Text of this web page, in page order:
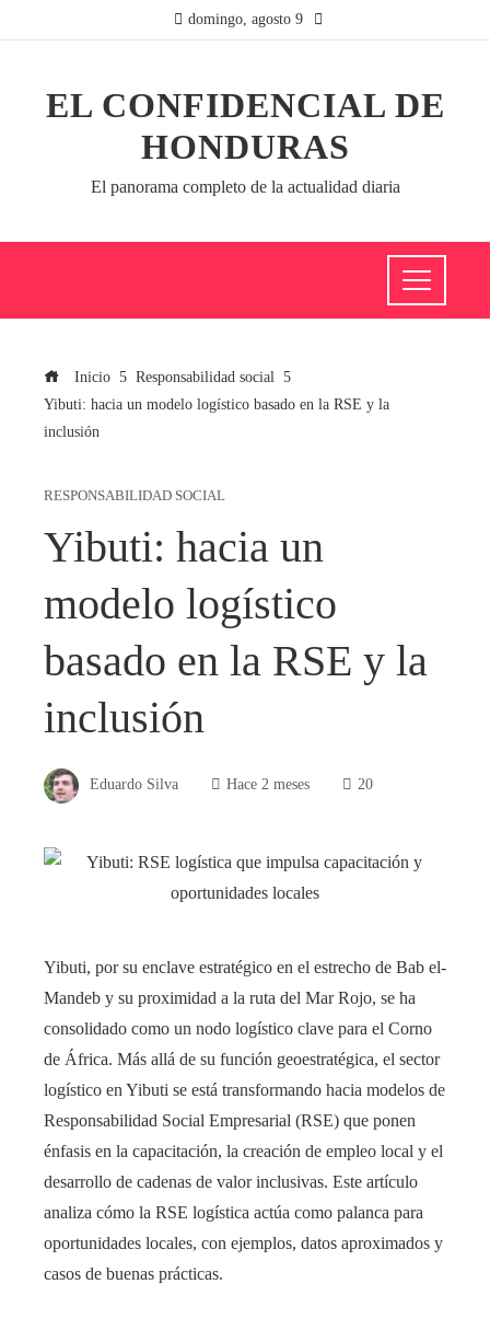
domingo, agosto 9
EL CONFIDENCIAL DE
HONDURAS
El panorama completo de la actualidad diaria
Inicio
Responsabilidad social
Yibuti: hacia un modelo logístico basado en la RSE y la
inclusión
RESPONSABILIDAD SOCIAL
Yibuti: hacia un
modelo logístico
basado en la RSE y la
inclusión
Eduardo Silva Hace 2 meses 20
Yibuti, por su enclave estratégico en el estrecho de Bab el-
Mandeb y su proximidad a la ruta del Mar Rojo, se ha
consolidado como un nodo logístico clave para el Corno
de África. Más allá de su función geoestratégica, el sector
logístico en Yibuti se está transformando hacia modelos de
Responsabilidad Social Empresarial (RSE) que ponen
énfasis en la capacitación, la creación de empleo local y el
desarrollo de cadenas de valor inclusivas. Este artículo
analiza cómo la RSE logística actúa como palanca para
oportunidades locales, con ejemplos, datos aproximados y
casos de buenas prácticas.